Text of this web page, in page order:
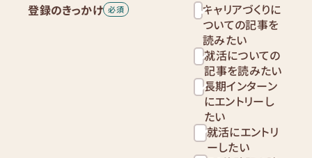
登録のきっかけ
キャリアづくりに
ついての記事を
読みたい
就活についての
記事を読みたい
長期インターン
にエントリーし
たい
就活にエントリ
ーしたい